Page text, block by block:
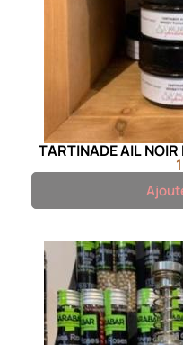
TARTINADE AIL